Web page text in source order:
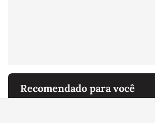
Recomendado para você